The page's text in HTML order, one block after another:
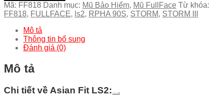
Mã: FF818 Danh mục: Mũ Bảo Hiểm, Mũ FullFace Từ khóa:
FF818, FULLFACE, ls2, RPHA 90S, STORM, STORM III
Mô tả
Thông tin bổ sung
Đánh giá (0)
Mô tả
Chi tiết về Asian Fit LS2: